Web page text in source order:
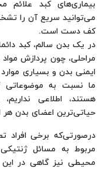
بیماری‌های کبد علائم
می‌توانید سریع آن را
کف دست است.
در یک بدن سالم، کبد
مراحلی، چون پردازش مواد
ایمنی بدن و بسیاری
ما نسبت به
هستند، اطلاعی
حیاتی‌ترین اعضای بدن
درصورتی‌که برخی افراد
مربوط به مسائل
محیطی نیز گاهی در این